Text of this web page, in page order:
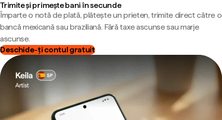
Trimite și primește bani în secunde
Împarte o notă de plată, plătește un prieten, trimite direct către o
bancă mexicană sau braziliană. Fără taxe ascunse sau marje
ascunse.
Deschide-ți contul gratuit